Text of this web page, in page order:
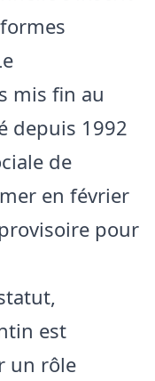
mis fin au
depuis 1992
de
en février
pour
est
un rôle